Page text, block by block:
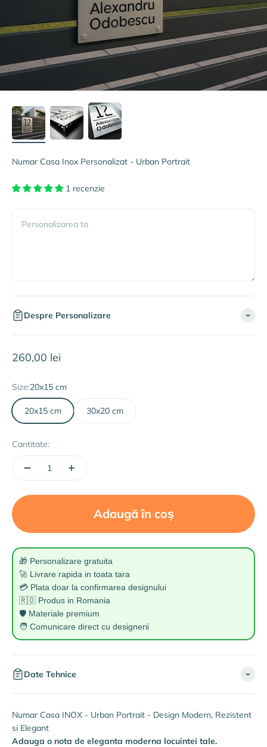
Numar Casa Inox Personalizat - Urban Portrait
1 recenzie
Personalizarea ta
Despre Personalizare
Preț redus
260,00 lei
Size:20x15 cm
20x15 cm 30x20 cm
Cantitate:
Adaugă în coș
🎁 Personalizare gratuita
🚀 Livrare rapida in toata tara
💳 Plata doar la confirmarea designului
🇷🇴 Produs in Romania
🛡️ Materiale premium
🧑 Comunicare direct cu designerii
Date Tehnice
Numar Casa INOX - Urban Portrait - Design Modern, Rezistent
si Elegant
Adauga o nota de eleganta moderna locuintei tale.